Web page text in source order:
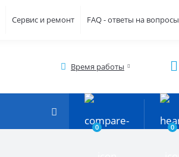
Сервис и ремонт FAQ - ответы на вопросы
Время работы
0 0